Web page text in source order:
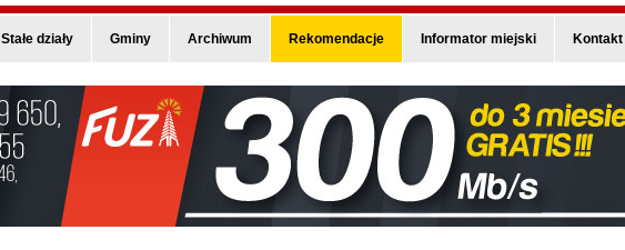
Stałe działy Gminy Archiwum Rekomendacje Informator miejski Kontakt